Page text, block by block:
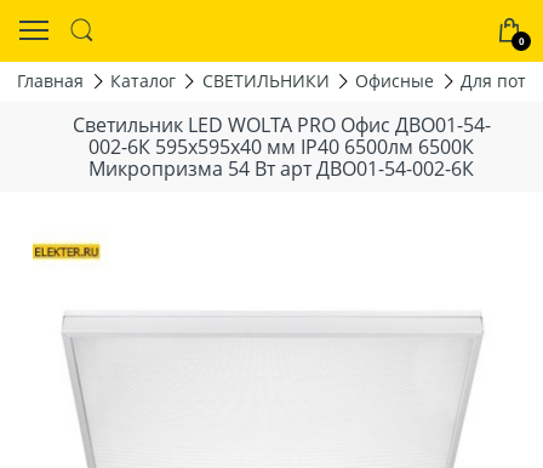
0
Главная Каталог СВЕТИЛЬНИКИ Офисные Для
Светильник LED WOLTA PRO Офис ДВО01-54-
002-6К 595x595x40 мм IP40 6500лм 6500К
Микропризма 54 Вт арт ДВО01-54-002-6К